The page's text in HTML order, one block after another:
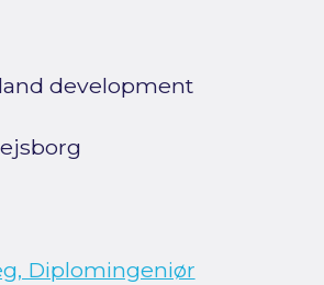
development
Diplomingeniør